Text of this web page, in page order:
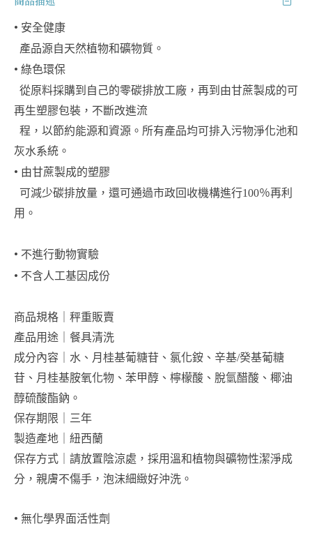
• 安全健康
產品源自天然植物和礦物質。
• 綠色環保
從原料採購到自己的零碳排放工廠，再到由甘蔗製成的可
再生塑膠包裝，不斷改進流
程，以節約能源和資源。所有產品均可排入污物淨化池和
灰水系統。
• 由甘蔗製成的塑膠
可減少碳排放量，還可通過市政回收機構進行100％再利
用。
• 不進行動物實驗
• 不含人工基因成份
商品規格｜秤重販賣
產品用途｜餐具清洗
成分內容｜水、月桂基葡糖苷、氯化銨、辛基/癸基葡糖
苷、月桂基胺氧化物、苯甲醇、檸檬酸、脫氫醋酸、椰油
醇硫酸酯鈉。
保存期限｜三年
製造產地｜紐西蘭
保存方式｜請放置陰涼處，採用溫和植物與礦物性潔淨成
分，親膚不傷手，泡沫細緻好沖洗。
• 無化學界面活性劑